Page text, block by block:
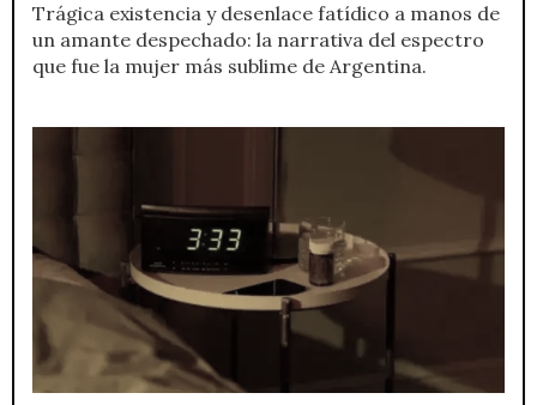
Trágica existencia y desenlace fatídico a manos de
un amante despechado: la narrativa del espectro
que fue la mujer más sublime de Argentina.